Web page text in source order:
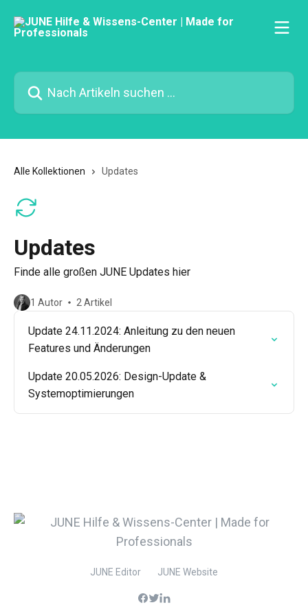
Nach Artikeln suchen …
Alle Kollektionen Updates
Updates
Finde alle großen JUNE Updates hier
1 Autor 2 Artikel
Update 24.11.2024: Anleitung zu den neuen
Features und Änderungen
Update 20.05.2026: Design-Update &
Systemoptimierungen
JUNE Editor JUNE Website